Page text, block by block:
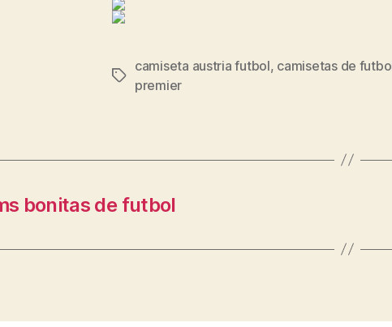
Etiquetas
camiseta austria futbol, camisetas de
premier
bonitas de futbol